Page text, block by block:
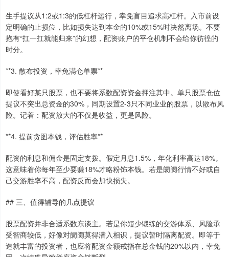
生手提议从1:2或1:3的低杠杆运行，幸免盲目追求高杠杆。入市前设
定明确的止损位，比如损失达到本金的10%或15%时决然离场。不要
抱有“扛一扛就能归来”的幻想，配资账户的平仓机制不会给你彷徨的
时分。
**3. 散布投资，幸免满仓单票**
即使看好某只股票，也不要将系数配资资金押注其中。单只股票仓位
提议不突出总资金的30%，同期设置2-3只不同业业的股票，以散布风
险。记着：配资放大的不仅是收益，更是风险。
**4. 提前贪图本钱，评估胜率**
配资的利息和佣金是固定支拨。假定月息1.5%，年化利率高达18%。
这意味着你每年至少要赚18%才略粉饰本钱。若是阛阓行情不好或自
己交游胜率不高，配资反而会加快损失。
## 三、值得辅导的几点提议
股票配资并非合适系数东谈主。若是你短少锻练的交游体系、风险承
受智商较低，好像对阛阓莫得潜入相识，提议暂时隔离配资。即等于
造就丰富的投资者，也应将配资金额戒指在总金钱的20%以内，幸免